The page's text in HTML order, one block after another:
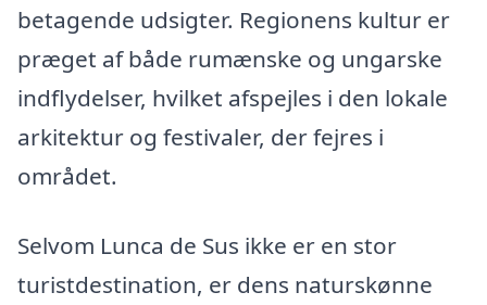
betagende udsigter. Regionens kultur er
præget af både rumænske og ungarske
indflydelser, hvilket afspejles i den lokale
arkitektur og festivaler, der fejres i
området.
Selvom Lunca de Sus ikke er en stor
turistdestination, er dens naturskønne